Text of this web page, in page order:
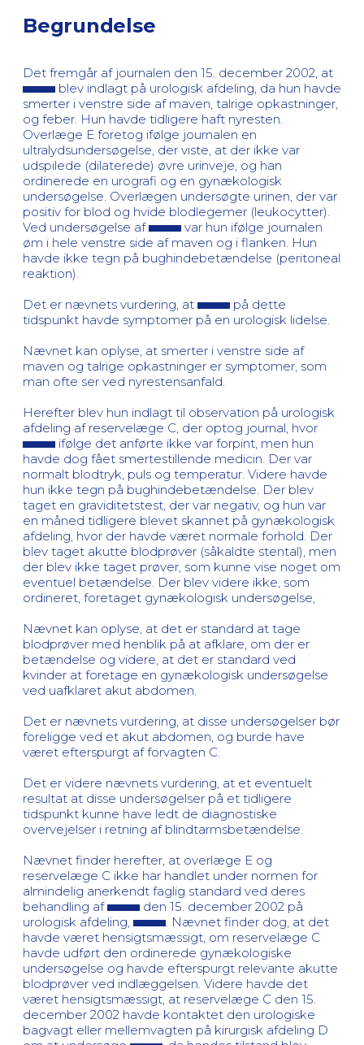
Begrundelse
Det fremgår af journalen den 15. december 2002, at
blev indlagt på urologisk afdeling, da hun havde
smerter i venstre side af maven, talrige opkastninger,
og feber. Hun havde tidligere haft nyresten.
Overlæge E foretog ifølge journalen en
ultralydsundersøgelse, der viste, at der ikke var
udspilede (dilaterede) øvre urinveje, og han
ordinerede en urografi og en gynækologisk
undersøgelse. Overlægen undersøgte urinen, der var
positiv for blod og hvide blodlegemer (leukocytter).
Ved undersøgelse af
var hun ifølge journalen
øm i hele venstre side af maven og i flanken. Hun
havde ikke tegn på bughindebetændelse (peritoneal
reaktion).
Det er nævnets vurdering, at
på dette
tidspunkt havde symptomer på en urologisk lidelse.
Nævnet kan oplyse, at smerter i venstre side af
maven og talrige opkastninger er symptomer, som
man ofte ser ved nyrestensanfald.
Herefter blev hun indlagt til observation på urologisk
afdeling af reservelæge C, der optog journal, hvor
ifølge det anførte ikke var forpint, men hun
havde dog fået smertestillende medicin. Der var
normalt blodtryk, puls og temperatur. Videre havde
hun ikke tegn på bughindebetændelse. Der blev
taget en graviditetstest, der var negativ, og hun var
en måned tidligere blevet skannet på gynækologisk
afdeling, hvor der havde været normale forhold. Der
blev taget akutte blodprøver (såkaldte stental), men
der blev ikke taget prøver, som kunne vise noget om
eventuel betændelse. Der blev videre ikke, som
ordineret, foretaget gynækologisk undersøgelse,
Nævnet kan oplyse, at det er standard at tage
blodprøver med henblik på at afklare, om der er
betændelse og videre, at det er standard ved
kvinder at foretage en gynækologisk undersøgelse
ved uafklaret akut abdomen.
Det er nævnets vurdering, at disse undersøgelser bør
foreligge ved et akut abdomen, og burde have
været efterspurgt af forvagten C.
Det er videre nævnets vurdering, at et eventuelt
resultat at disse undersøgelser på et tidligere
tidspunkt kunne have ledt de diagnostiske
overvejelser i retning af blindtarmsbetændelse.
Nævnet finder herefter, at overlæge E og
reservelæge C ikke har handlet under normen for
almindelig anerkendt faglig standard ved deres
behandling af
den 15. december 2002 på
urologisk afdeling,
. Nævnet finder dog, at det
havde været hensigtsmæssigt, om reservelæge C
havde udført den ordinerede gynækologiske
undersøgelse og havde efterspurgt relevante akutte
blodprøver ved indlæggelsen. Videre havde det
været hensigtsmæssigt, at reservelæge C den 15.
december 2002 havde kontaktet den urologiske
bagvagt eller mellemvagten på kirurgisk afdeling D